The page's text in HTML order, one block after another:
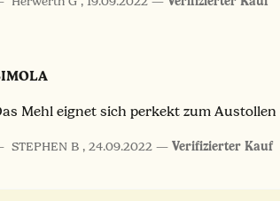
Mehl eignet sich perkekt zum
STEPHEN B , 24.09.2022 Verifizierter Kauf